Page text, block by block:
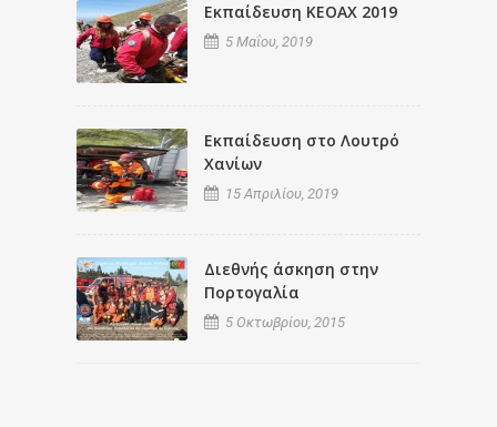
Εκπαίδευση ΚΕΟΑΧ 2019
5 Μαΐου, 2019
Εκπαίδευση στο Λουτρό
Χανίων
15 Απριλίου, 2019
Διεθνής άσκηση στην
Πορτογαλία
5 Οκτωβρίου, 2015